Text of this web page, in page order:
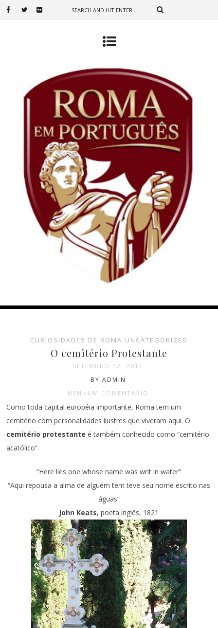
CURIOSIDADES DE ROMA, UNCATEGORIZED
O cemitério Protestante
SETEMBRO 12, 2011
BY ADMIN
NENHUM COMENTÁRIO
Como toda capital européia importante, Roma tem um
cemitério com personalidades ilustres que viveram aqui. O
cemitério protestante é também conhecido como “cemitério
acatólico”.
“Here lies one whose name was writ in water”
“Aqui repousa a alma de alguém tem teve seu nome escrito nas
águas”
John Keats, poeta inglês, 1821